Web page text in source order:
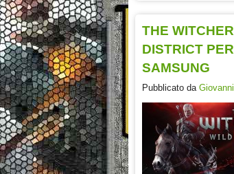
THE
DISTRICT
SAMSUNG
Pubblicato da